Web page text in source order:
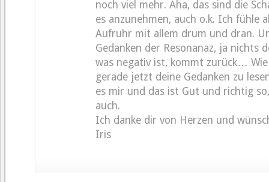
noch viel mehr. Aha, das sind die
es anzunehmen, auch o.k. Ich fühle
Aufruhr mit allem drum und dran.
Gedanken der Resonanaz, ja nichts
was negativ ist, kommt zurück…
gerade jetzt deine Gedanken zu
es mir und das ist Gut und richtig
auch.
Ich danke dir von Herzen und
Iris